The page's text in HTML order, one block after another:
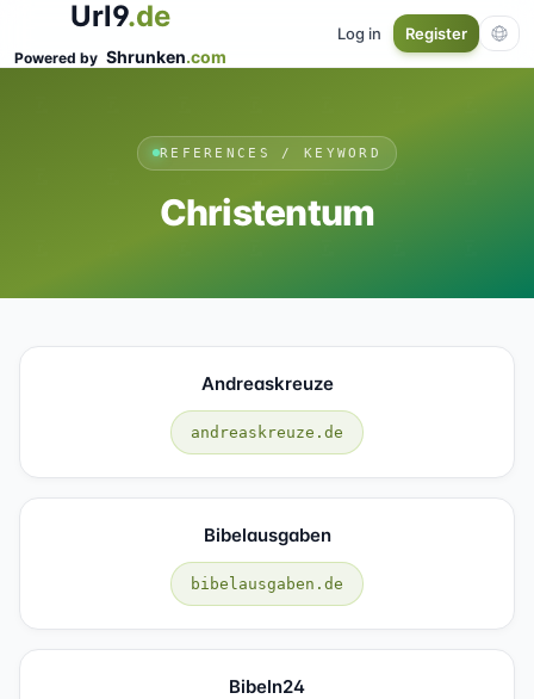
Url9.de
Powered by Shrunken.com
Log in Register
REFERENCES / KEYWORD
Christentum
Andreaskreuze
andreaskreuze.de
Bibelausgaben
bibelausgaben.de
Bibeln24